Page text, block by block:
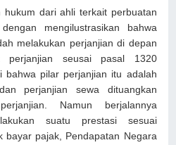
hukum dari ahli terkait perbuatan
mengilustrasikan bahwa
melakukan perjanjian di depan
perjanjian seusai pasal 1320
bahwa pilar perjanjian itu adalah
perjanjian sewa dituangkan
Namun berjalannya
suatu prestasi sesuai
bayar pajak, Pendapatan Negara